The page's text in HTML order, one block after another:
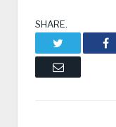
SHARE.
Email